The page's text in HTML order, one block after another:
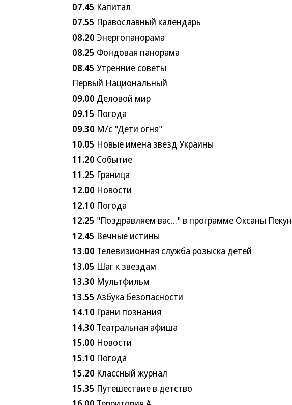
07.45 Капитал
07.55 Православный календарь
08.20 Энергопанорама
08.25 Фондовая панорама
08.45 Утренние советы
Первый Национальный
09.00 Деловой мир
09.15 Погода
09.30 М/с "Дети огня"
10.05 Новые имена звезд Украины
11.20 Событие
11.25 Граница
12.00 Новости
12.10 Погода
12.25 "Поздравляем вас..." в программе Оксаны Пекун
12.45 Вечные истины
13.00 Телевизионная служба розыска детей
13.05 Шаг к звездам
13.30 Мультфильм
13.55 Азбука безопасности
14.10 Грани познания
14.30 Театральная афиша
15.00 Новости
15.10 Погода
15.20 Классный журнал
15.35 Путешествие в детство